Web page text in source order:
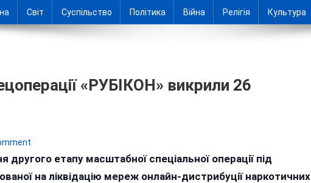
Світ Суспільство Політика Війна Релігія Культура
«РУБІКОН» викрили 26
На
Вінниччині
другого етапу масштабної спеціальної операції під
на ліквідацію мереж онлайн-дистрибуції наркотичних